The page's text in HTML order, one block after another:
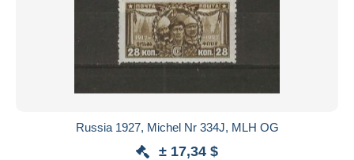
Russia 1927, Michel Nr 334J, MLH OG
± 17,34 $